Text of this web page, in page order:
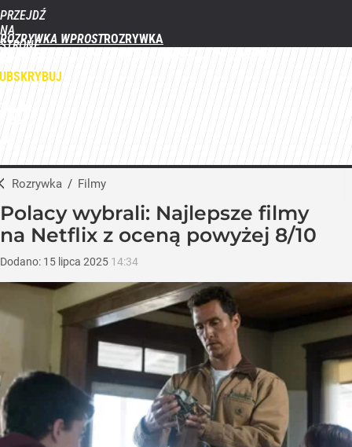
PRZEJDŹ
NA
STRONĘ
WPROST.PL
ROZRYWKA WPROST
Rozrywka / Filmy
Polacy wybrali: Najlepsze filmy
na Netflix z oceną powyżej 8/10
Dodano: 15 lipca 2025 14:34